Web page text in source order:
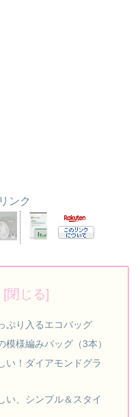
ンク
ぷり入るエコバッグ
様編みバッグ（3本）
い！ダイアモンドグラ
い、シンプル＆スタイ